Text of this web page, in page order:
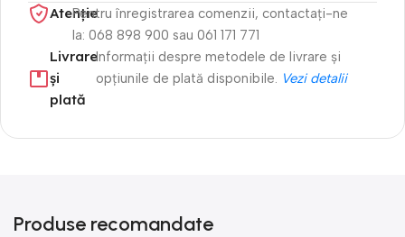
Atenție​Pentru înregistrarea comenzii, contactați-ne
la: 068 898 900 sau 061 171 771
Livrare
și
plată
Informații despre metodele de livrare și
opțiunile de plată disponibile. Vezi detalii
Produse recomandate